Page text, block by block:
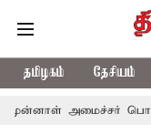
தமிழகம் தேசியம்
பொன்முடிக்கு